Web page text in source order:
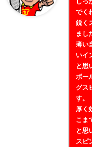
しっ
でく
鋭く
まし
薄い
いイ
と思
ボー
グス
す。
厚く
こま
と思
スピ